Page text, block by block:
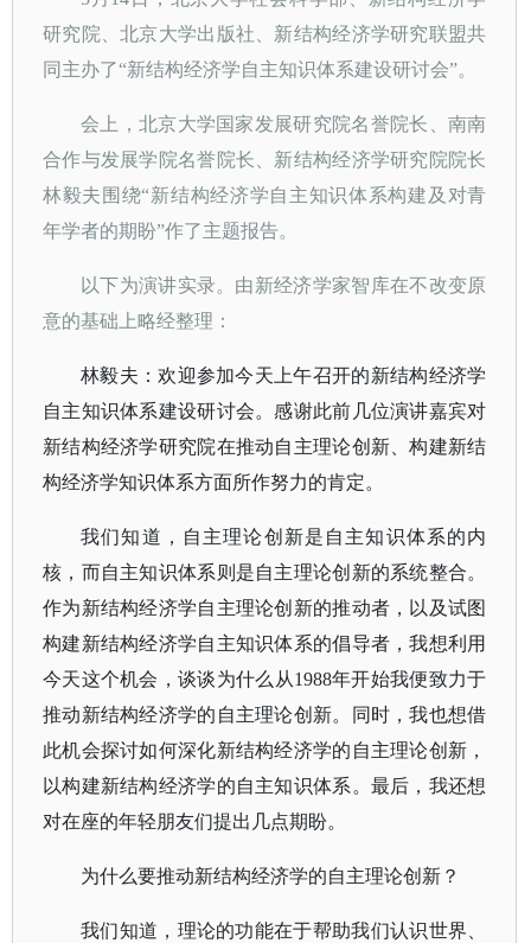
研究院、北京大学出版社、新结构经济学研究联盟共
同主办了“新结构经济学自主知识体系建设研讨会”。
会上，北京大学国家发展研究院名誉院长、南南
合作与发展学院名誉院长、新结构经济学研究院院长
林毅夫围绕“新结构经济学自主知识体系构建及对青
年学者的期盼”作了主题报告。
以下为演讲实录。由新经济学家智库在不改变原
意的基础上略经整理：
林毅夫：欢迎参加今天上午召开的新结构经济学
自主知识体系建设研讨会。感谢此前几位演讲嘉宾对
新结构经济学研究院在推动自主理论创新、构建新结
构经济学知识体系方面所作努力的肯定。
我们知道，自主理论创新是自主知识体系的内
核，而自主知识体系则是自主理论创新的系统整合。
作为新结构经济学自主理论创新的推动者，以及试图
构建新结构经济学自主知识体系的倡导者，我想利用
今天这个机会，谈谈为什么从1988年开始我便致力于
推动新结构经济学的自主理论创新。同时，我也想借
此机会探讨如何深化新结构经济学的自主理论创新，
以构建新结构经济学的自主知识体系。最后，我还想
对在座的年轻朋友们提出几点期盼。
为什么要推动新结构经济学的自主理论创新？
我们知道，理论的功能在于帮助我们认识世界、